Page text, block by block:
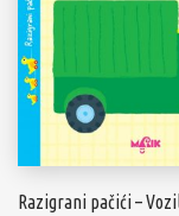
Razigrani pačići –